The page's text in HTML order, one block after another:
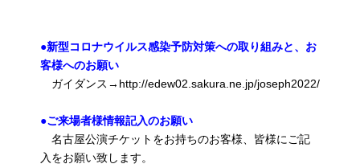
●新型コロナウイルス感染予防対策への取り組みと、お
客様へのお願い
ガイダンス→http://edew02.sakura.ne.jp/joseph2022/
●ご来場者様情報記入のお願い
名古屋公演チケットをお持ちのお客様、皆様にご記
入をお願い致します。